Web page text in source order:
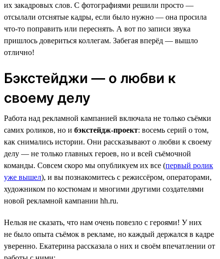
их закадровых слов. С фотографиями решили просто —
отсылали отснятые кадры, если было нужно — она просила
что-то поправить или переснять. А вот по записи звука
пришлось довериться коллегам. Забегая вперёд — вышло
отлично!
Бэкстейджи — о любви к
своему делу
Работа над рекламной кампанией включала не только съёмки
самих роликов, но и бэкстейдж-проект: восемь серий о том,
как снимались истории. Они рассказывают о любви к своему
делу — не только главных героев, но и всей съёмочной
команды. Совсем скоро мы опубликуем их все (первый ролик
уже вышел), и вы познакомитесь с режиссёром, операторами,
художником по костюмам и многими другими создателями
новой рекламной кампании hh.ru.
Нельзя не сказать, что нам очень повезло с героями! У них
не было опыта съёмок в рекламе, но каждый держался в кадре
уверенно. Екатерина рассказала о них и своём впечатлении от